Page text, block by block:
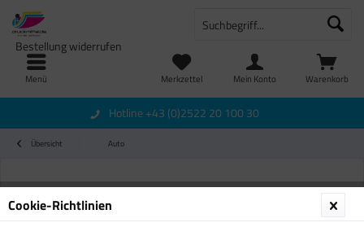
Menü Warenkorb
Merkzettel
Bestellung widerrufen
Mein Konto
Hotline +43 (0)2522 20 100 30
Übersicht Auto
Cookie-Richtlinien